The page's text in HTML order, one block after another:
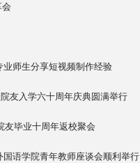
师生分享短视频制作经验
友入学六十周年庆典圆满举行
毕业十周年返校聚会
语学院青年教师座谈会顺利举行